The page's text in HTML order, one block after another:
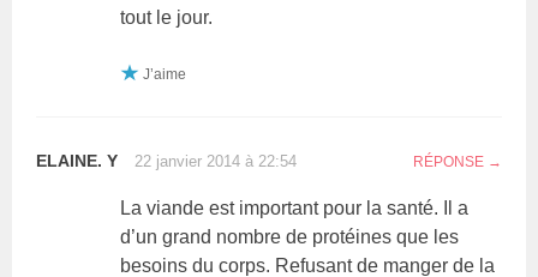
tout le jour.
J’aime
ELAINE. Y 22 janvier 2014 à 22:54 RÉPONSE
La viande est important pour la santé. Il a
d’un grand nombre de protéines que les
besoins du corps. Refusant de manger de la